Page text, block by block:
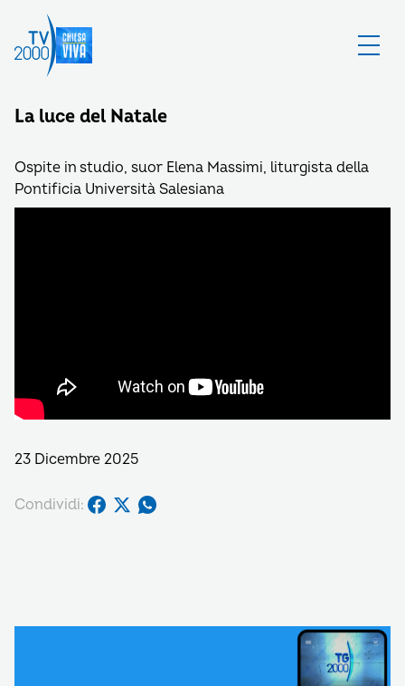
La luce del Natale
Ospite in studio, suor Elena Massimi, liturgista della
Pontificia Università Salesiana
23 Dicembre 2025
Condividi: